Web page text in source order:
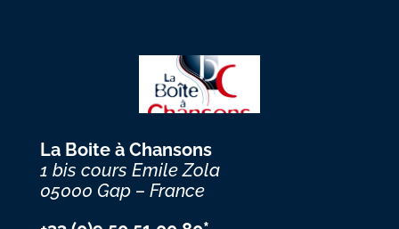
La Boite à Chansons
1 bis cours Emile Zola
05000 Gap – France